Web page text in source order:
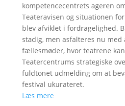
kompetencecentrets ageren
Teateravisen og situationen
blev afviklet i fordragelighed.
stadig, men asfalteres nu
fællesmøder, hvor teatrene
Teatercentrums strategiske
fuldtonet udmelding om at
festival ukurateret.
Læs mere